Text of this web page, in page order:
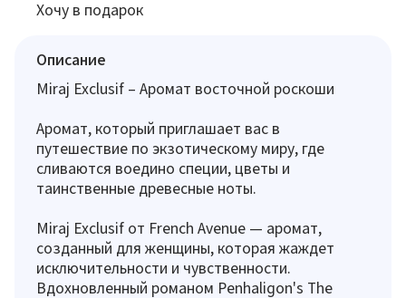
Хочу в подарок
Описание
Miraj Exclusif – Аромат восточной роскоши
Аромат, который приглашает вас в
путешествие по экзотическому миру, где
сливаются воедино специи, цветы и
таинственные древесные ноты.
Miraj Exclusif от French Avenue — аромат,
созданный для женщины, которая жаждет
исключительности и чувственности.
Вдохновленный романом Penhaligon's The